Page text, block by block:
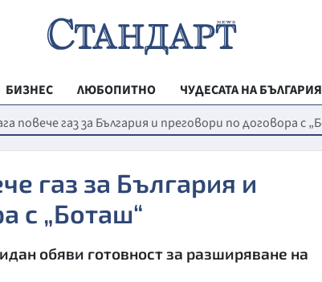
БИЗНЕС ЛЮБОПИТНО
ЧУДЕСАТА НА БЪЛГАРИЯ
РЕГИОНАЛНИ
ВЕСТНИК
МЛАДЕЖКА
МОЯТ ГРАД
повече газ за България и преговори по договора с
газ за България и
с „Боташ“
обяви готовност за разширяване на